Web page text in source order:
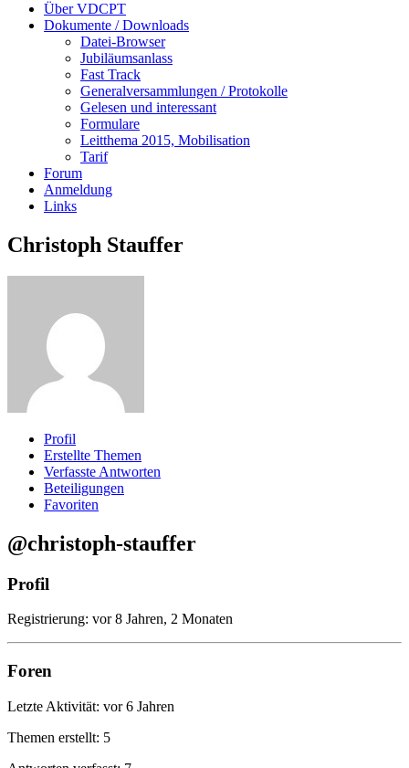
Über VDCPT
Dokumente / Downloads
Datei-Browser
Jubiläumsanlass
Fast Track
Generalversammlungen / Protokolle
Gelesen und interessant
Formulare
Leitthema 2015, Mobilisation
Tarif
Forum
Anmeldung
Links
Christoph Stauffer
Profil
Erstellte Themen
Verfasste Antworten
Beteiligungen
Favoriten
@christoph-stauffer
Profil
Registrierung: vor 8 Jahren, 2 Monaten
Foren
Letzte Aktivität: vor 6 Jahren
Themen erstellt: 5